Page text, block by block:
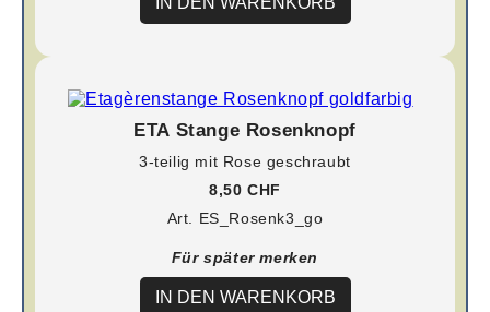
ETA Stange Rosenknopf
3-teilig mit Rose geschraubt
8,50 CHF
Art. ES_Rosenk3_go
Für später merken
IN DEN WARENKORB